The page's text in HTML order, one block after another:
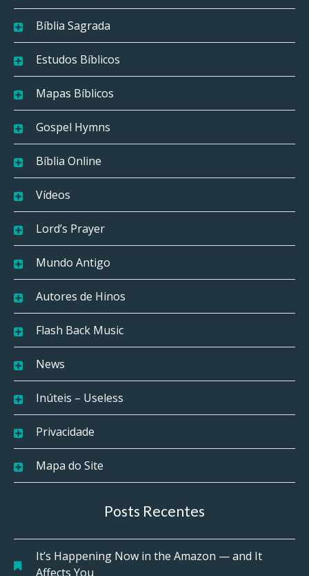
Bíblia Sagrada
Estudos Bíblicos
Mapas Bíblicos
Gospel Hymns
Bíblia Online
Vídeos
Lord’s Prayer
Mundo Antigo
Autores de Hinos
Flash Back Music
News
Inúteis – Useless
Privacidade
Mapa do Site
Posts Recentes
It’s Happening Now in the Amazon — and It
Affects You